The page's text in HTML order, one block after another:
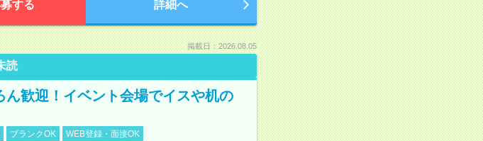
する 詳細へ
掲載日：2026.08.05
読
歓迎！イベント会場でイスや机の
ブランクOK WEB登録・面接OK